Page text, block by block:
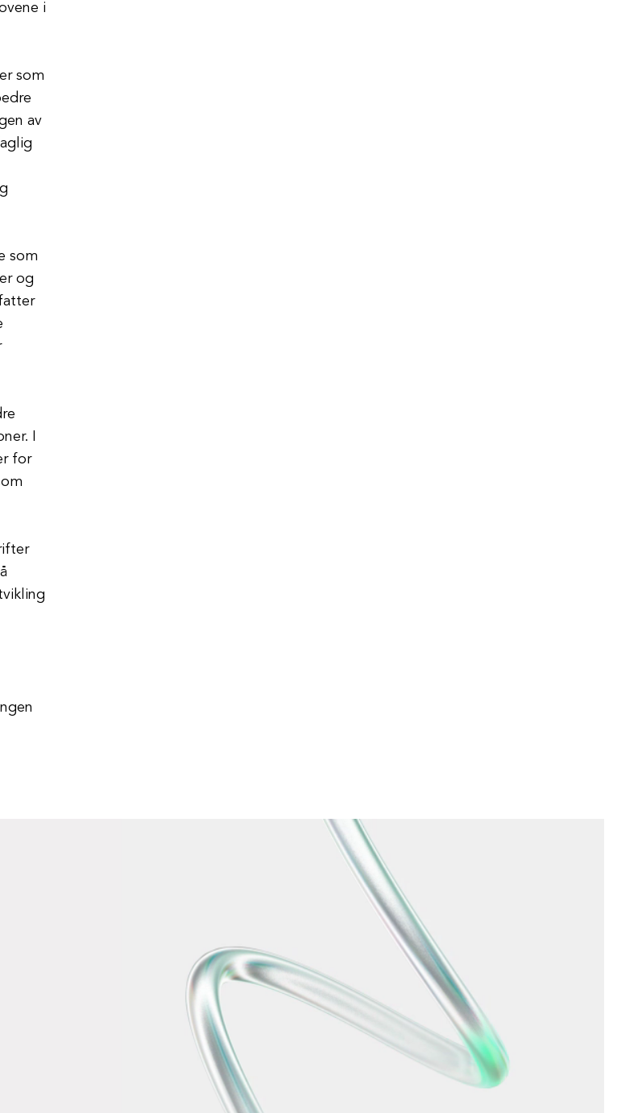
i
som
av
som
og
I
for